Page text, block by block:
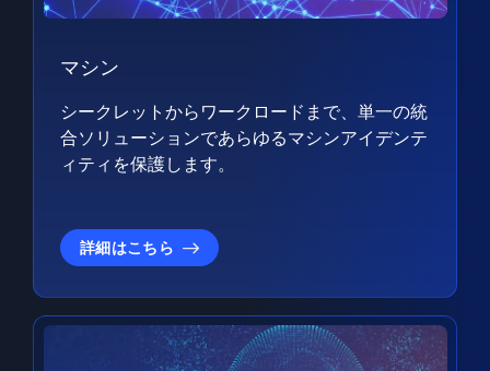
マシン
シークレットからワークロードまで、単一の統
合ソリューションであらゆるマシンアイデンテ
ィティを保護します。
詳細はこちら